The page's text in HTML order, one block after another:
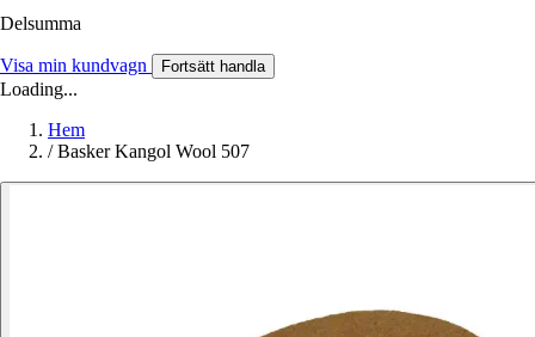
Delsumma
Visa min kundvagn Fortsätt handla
Loading...
Hem
/ Basker Kangol Wool 507